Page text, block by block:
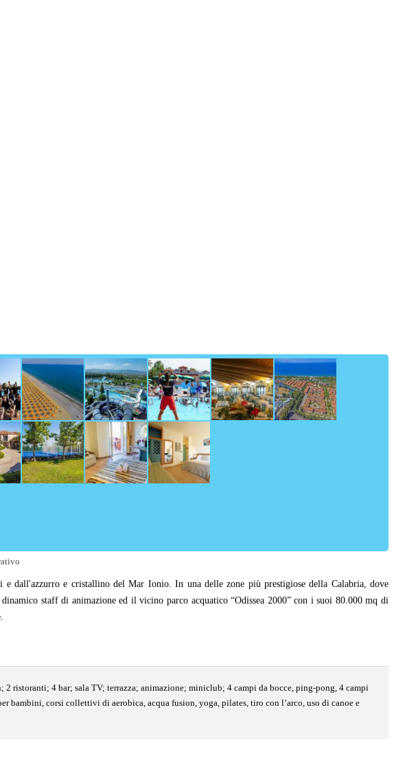
dall'azzurro e cristallino del Mar Ionio. In una delle zone più prestigiose della Calabria, dove
staff di animazione ed il vicino parco acquatico “Odissea 2000” con i suoi 80.000 mq di
ristoranti; 4 bar; sala TV; terrazza; animazione; miniclub; 4 campi da bocce, ping-pong, 4 campi
bambini, corsi collettivi di aerobica, acqua fusion, yoga, pilates, tiro con l’arco, uso di canoe e